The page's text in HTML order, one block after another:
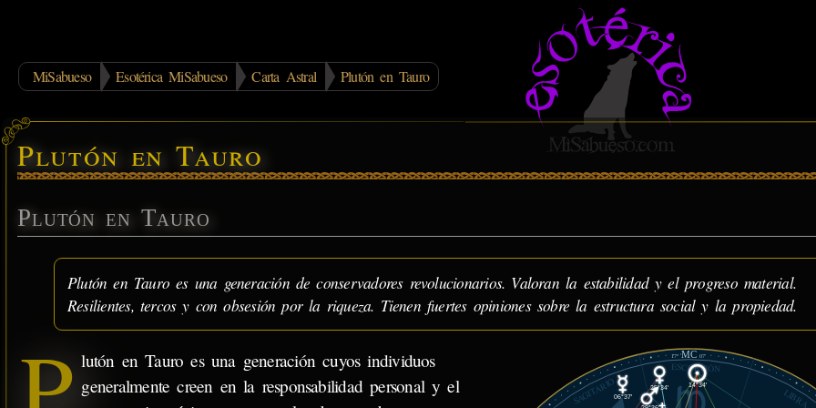
MiSabueso Esotérica MiSabueso Carta Astral Plutón en Tauro
Plutón en Tauro
Plutón en Tauro
Plutón en Tauro es una generación de conservadores revolucionarios. Valoran la estabilidad y el progreso material.
Resilientes, tercos y con obsesión por la riqueza. Tienen fuertes opiniones sobre la estructura social y la propiedad.
17°MC 07'
LIBRA
ESCORPIÓN
SAGITARIO 14°34'
06°37'
25°34'
lutón en Tauro es una generación cuyos individuos
generalmente creen en la responsabilidad personal y el